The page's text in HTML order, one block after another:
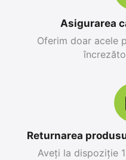
MDL
MDL -12%
Asigurarea
Oferim doar acele
Returnarea
Aveți la dispoziție